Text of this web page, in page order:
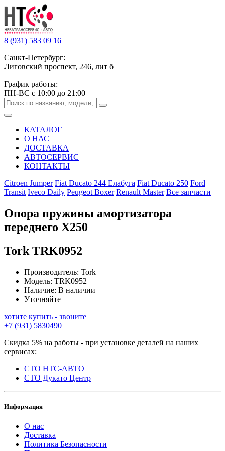
8 (931) 583 09 16
Санкт-Петербург:
Лиговский проспект, 246, лит б
График работы:
ПН-ВС с 10:00 до 21:00
КАТАЛОГ
О НАС
ДОСТАВКА
АВТОСЕРВИС
КОНТАКТЫ
Citroen Jumper Fiat Ducato 244 Елабуга Fiat Ducato 250 Ford
Transit Iveco Daily Peugeot Boxer Renault Master Все запчасти
Опора пружины амортизатора
переднего Х250
Tork TRK0952
Производитель: Tork
Модель: TRK0952
Наличие: В наличии
Уточняйте
хотите купить - звоните
+7 (931) 5830490
Скидка 5% на работы - при установке деталей на наших
сервисах:
СТО НТС-АВТО
СТО Дукато Центр
Информация
О нас
Доставка
Политика Безопасности